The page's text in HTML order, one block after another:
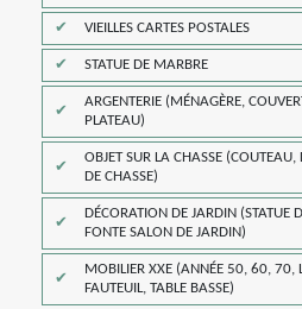
VIEILLES CARTES POSTALES
STATUE DE MARBRE
ARGENTERIE (MÉNAGÈRE,
PLATEAU)
OBJET SUR LA CHASSE
DE CHASSE)
DÉCORATION DE JARDIN (STATUE
FONTE SALON DE JARDIN)
MOBILIER XXE (ANNÉE 50, 60, 70,
FAUTEUIL, TABLE BASSE)